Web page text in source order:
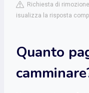
Richiesta di
isualizza la risposta
Quanto